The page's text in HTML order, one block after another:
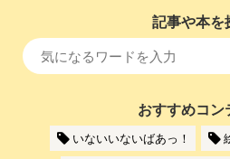
記事や本を
おすすめコン
いないいないばあっ！